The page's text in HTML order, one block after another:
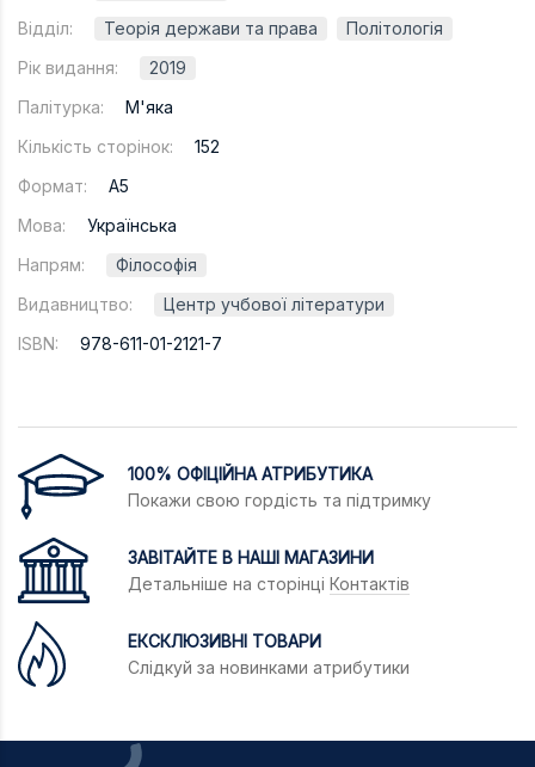
Відділ:
Теорія держави та права
Політологія
Рік видання:
2019
Палітурка:
М'яка
Кількість сторінок:
152
Формат:
A5
Мова:
Українська
Напрям:
Філософія
Видавництво:
Центр учбової літератури
ISBN:
978-611-01-2121-7
100% ОФІЦІЙНА АТРИБУТИКА
Покажи свою гордість та підтримку
ЗАВІТАЙТЕ В НАШІ МАГАЗИНИ
Детальніше на сторінці Контактів
ЕКСКЛЮЗИВНІ ТОВАРИ
Слідкуй за новинками атрибутики